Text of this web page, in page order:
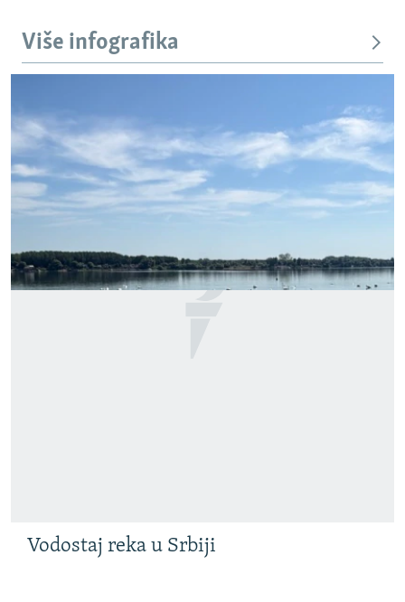
Više infografika
Vodostaj reka u Srbiji